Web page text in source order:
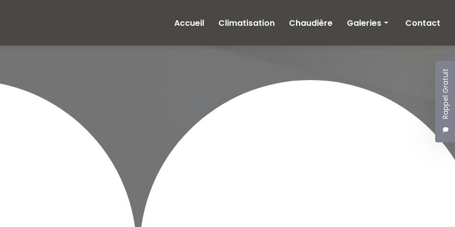
Rappel Gratuit
Accueil
Climatisation Chaudière Galeries Contact